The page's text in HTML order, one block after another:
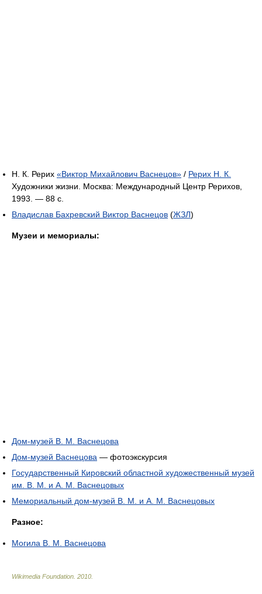
Н. К. Рерих «Виктор Михайлович Васнецов» / Рерих Н. К.
Художники жизни. Москва: Международный Центр Рерихов,
1993. — 88 с.
Владислав Бахревский Виктор Васнецов (ЖЗЛ)
Музеи и мемориалы:
Дом-музей В. М. Васнецова
Дом-музей Васнецова — фотоэкскурсия
Государственный Кировский областной художественный музей
им. В. М. и А. М. Васнецовых
Мемориальный дом-музей В. М. и А. М. Васнецовых
Разное:
Могила В. М. Васнецова
Wikimedia Foundation 2010